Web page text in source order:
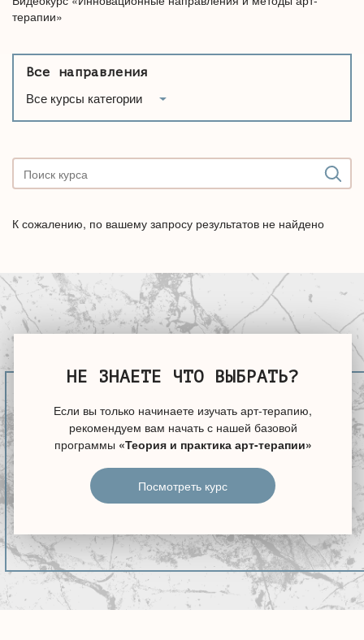
терапии»
Все направления
Все курсы категории
К сожалению, по вашему запросу результатов не найдено
НЕ ЗНАЕТЕ ЧТО ВЫБРАТЬ?
Если вы только начинаете изучать арт-терапию,
рекомендуем вам начать с нашей базовой
программы «Теория и практика арт-терапии»
Посмотреть курс